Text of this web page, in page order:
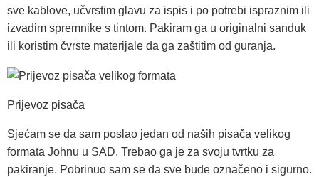
sve kablove, učvrstim glavu za ispis i po potrebi ispraznim ili
izvadim spremnike s tintom. Pakiram ga u originalni sanduk
ili koristim čvrste materijale da ga zaštitim od guranja.
Prijevoz pisača
Sjećam se da sam poslao jedan od naših pisača velikog
formata Johnu u SAD. Trebao ga je za svoju tvrtku za
pakiranje. Pobrinuo sam se da sve bude označeno i sigurno.